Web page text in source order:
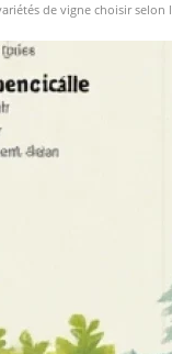
de vigne choisir selon